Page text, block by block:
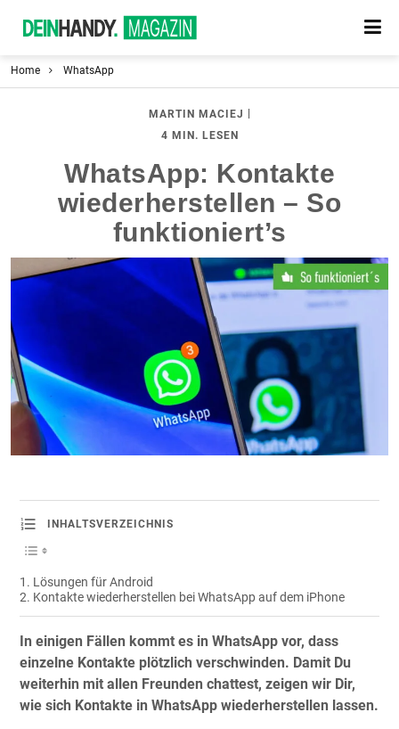
Home WhatsApp
MARTIN MACIEJ
4 MIN. LESEN
WhatsApp: Kontakte
wiederherstellen – So
funktioniert’s
INHALTSVERZEICHNIS
Lösungen für Android
Kontakte wiederherstellen bei WhatsApp auf dem iPhone
In einigen Fällen kommt es in WhatsApp vor, dass
einzelne Kontakte plötzlich verschwinden. Damit Du
weiterhin mit allen Freunden chattest, zeigen wir Dir,
wie sich Kontakte in WhatsApp wiederherstellen lassen.